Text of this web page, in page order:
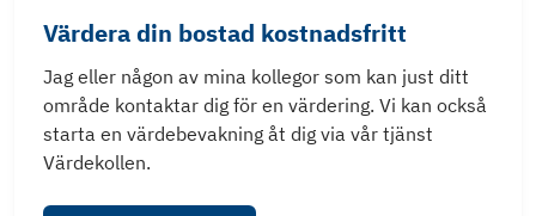
Värdera din bostad kostnadsfritt
Jag eller någon av mina kollegor som kan just ditt
område kontaktar dig för en värdering. Vi kan också
starta en värdebevakning åt dig via vår tjänst
Värdekollen.